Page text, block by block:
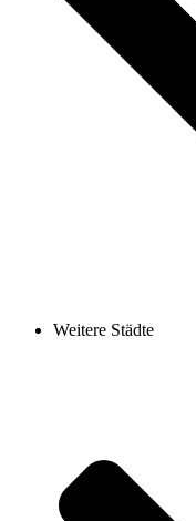
Weitere Städte